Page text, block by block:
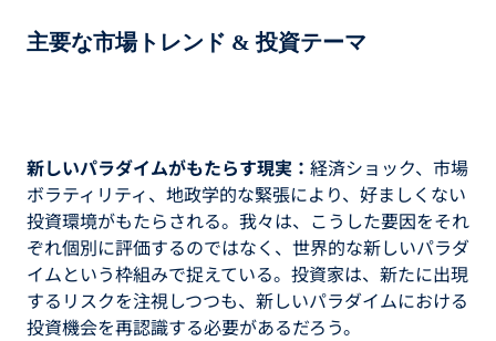
主要な市場トレンド & 投資テーマ
新しいパラダイムがもたらす現実： 経済ショック、市場
ボラティリティ、地政学的な緊張により、好ましくない
投資環境がもたらされる。我々は、こうした要因をそれ
ぞれ個別に評価するのではなく、世界的な新しいパラダ
イムという枠組みで捉えている。投資家は、新たに出現
するリスクを注視しつつも、新しいパラダイムにおける
投資機会を再認識する必要があるだろう。